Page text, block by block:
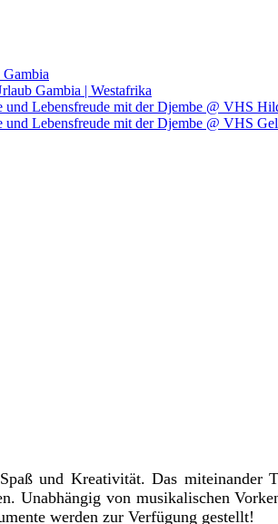
Gambia | Westafrika
Lebensfreude mit der Djembe @ VHS
Lebensfreude mit der Djembe @ VHS
und Kreativität. Das miteinander
Unabhängig von musikalischen
werden zur Verfügung gestellt!